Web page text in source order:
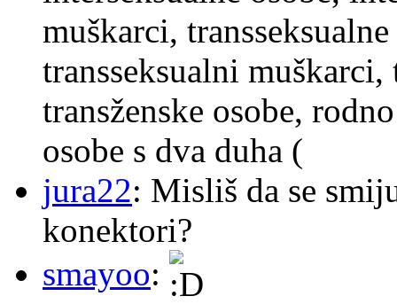
muškarci,
transseksualni muškarci,
transženske osobe,
osobe s dva duha (
jura22: Misliš da se
konektori?
smayoo: